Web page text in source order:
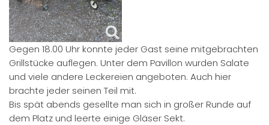
Gegen 18.00 Uhr konnte jeder Gast seine mitgebrachten
Grillstücke auflegen. Unter dem Pavillon wurden Salate
und viele andere Leckereien angeboten. Auch hier
brachte jeder seinen Teil mit.
Bis spät abends gesellte man sich in großer Runde auf
dem Platz und leerte einige Gläser Sekt.